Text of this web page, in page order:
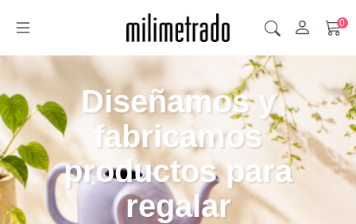
0
Diseñamos y
fabricamos
productos para
regalar